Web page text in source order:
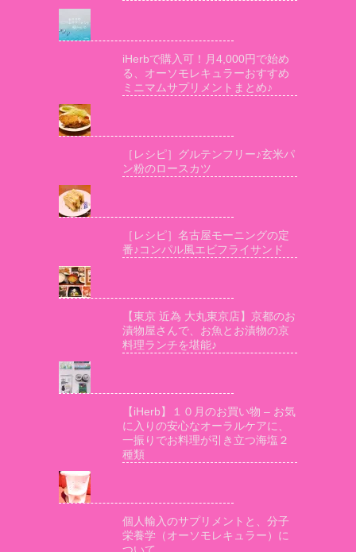
iHerbで購入可！月4,000円で始め
る、オーソモレキュラーおすすめ
ミニマムサプリメントまとめ♪
［レシピ］グルテンフリー♪玄米パ
ン粉のロースカツ
［レシピ］名古屋モーニングの定
番♪コンパル風エビフライサンド
【東京 近為 大丸東京店】京都のお
漬物屋さんで、お魚とお漬物の京
料理ランチを堪能♪
【iHerb】１０月のお買い物 – お気
に入りの安心なオーラルケアに、
一振りでお料理が引き立つ海塩２
種類
個人輸入のサプリメントと、分子
栄養学（オーソモレキュラー）に